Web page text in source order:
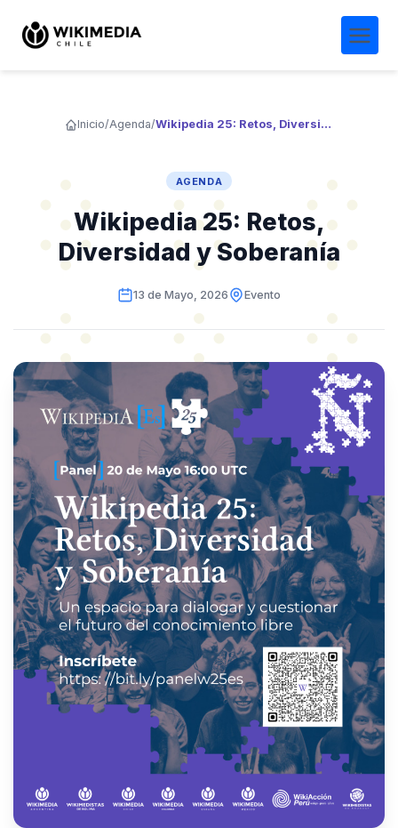
Inicio/Agenda/ Wikipedia 25: Retos, Diversidad y Soberanía
AGENDA
Wikipedia 25: Retos,
Diversidad y Soberanía
13 de Mayo, 2026 Evento